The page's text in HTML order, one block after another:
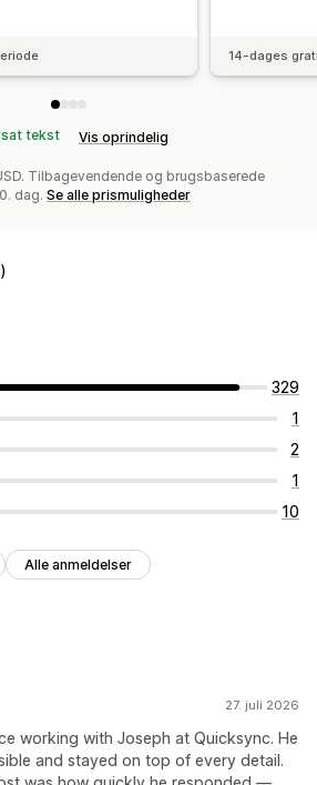
14-dages
tekst Vis oprindelig
Tilbagevendende og brugsbaserede
dag. Se alle prismuligheder
329
1
2
1
10
Alle anmeldelser
27. juli 2026
working with Joseph at Quicksync. He
and stayed on top of every detail.